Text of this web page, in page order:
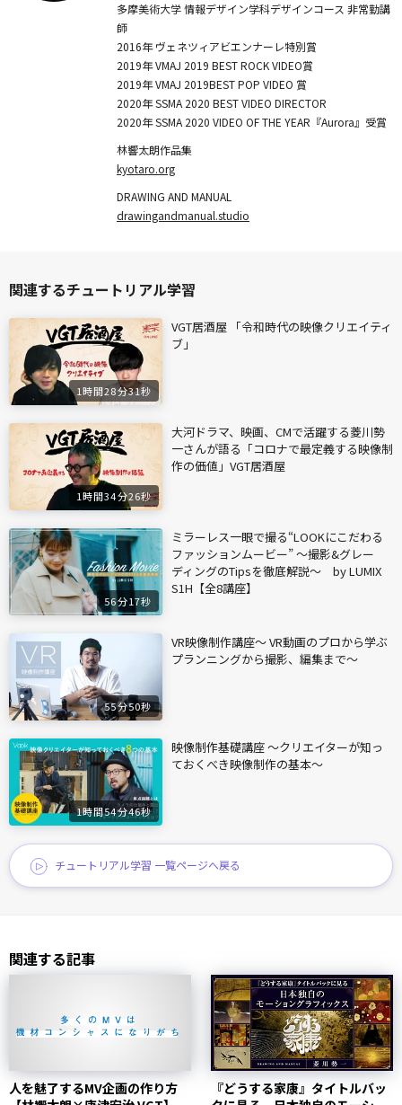
多摩美術大学 情報デザイン学科デザインコース 非常勤講
師
2016年 ヴェネツィアビエンナーレ特別賞
2019年 VMAJ 2019 BEST ROCK VIDEO賞
2019年 VMAJ 2019BEST POP VIDEO 賞
2020年 SSMA 2020 BEST VIDEO DIRECTOR
2020年 SSMA 2020 VIDEO OF THE YEAR『Aurora』受賞
林響太朗作品集
kyotaro.org
DRAWING AND MANUAL
drawingandmanual.studio
関連するチュートリアル学習
1時間28分31秒
VGT居酒屋 「令和時代の映像クリエイティ
ブ」
1時間34分26秒
大河ドラマ、映画、CMで活躍する菱川勢
一さんが語る「コロナで最定義する映像制
作の価値」VGT居酒屋
56分17秒
ミラーレス一眼で撮る“LOOKにこだわる
ファッションムービー” ～撮影&グレー
ディングのTipsを徹底解説～ by LUMIX
S1H【全8講座】
55分50秒
VR映像制作講座〜 VR動画のプロから学ぶ
プランニングから撮影、編集まで〜
1時間54分46秒
映像制作基礎講座 〜クリエイターが知っ
ておくべき映像制作の基本〜
チュートリアル学習 一覧ページへ戻る
関連する記事
人を魅了するMV企画の作り方
『どうする家康』タイトルバッ